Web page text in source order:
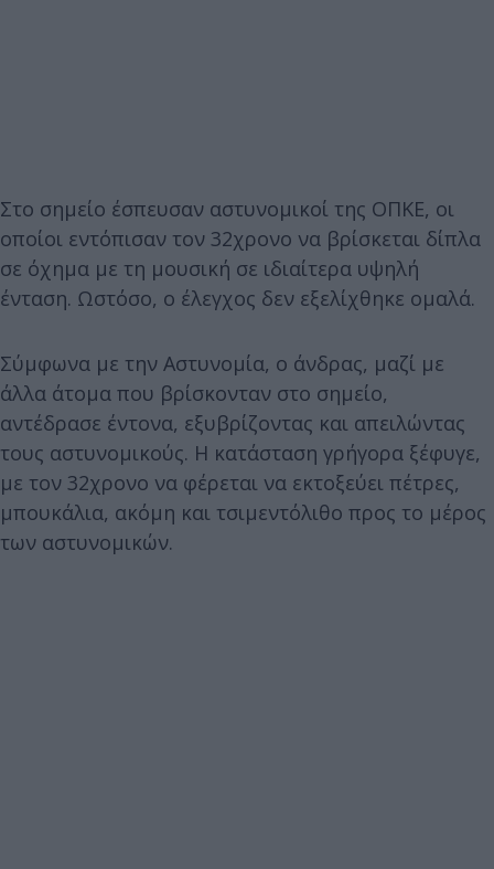
Στο σημείο έσπευσαν αστυνομικοί της ΟΠΚΕ, οι
οποίοι εντόπισαν τον 32χρονο να βρίσκεται δίπλα
σε όχημα με τη μουσική σε ιδιαίτερα υψηλή
ένταση. Ωστόσο, ο έλεγχος δεν εξελίχθηκε ομαλά.
Σύμφωνα με την Αστυνομία, ο άνδρας, μαζί με
άλλα άτομα που βρίσκονταν στο σημείο,
αντέδρασε έντονα, εξυβρίζοντας και απειλώντας
τους αστυνομικούς. Η κατάσταση γρήγορα ξέφυγε,
με τον 32χρονο να φέρεται να εκτοξεύει πέτρες,
μπουκάλια, ακόμη και τσιμεντόλιθο προς το μέρος
των αστυνομικών.